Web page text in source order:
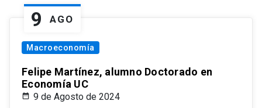
9 AGO
Macroeconomía
Felipe Martínez, alumno Doctorado en
Economía UC
9 de Agosto de 2024